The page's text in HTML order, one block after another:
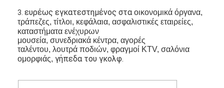
3.ευρέως εγκατεστημένος σταοικονομικά όργανα,
τράπεζες, τίτλοι, κεφάλαια, ασφαλιστικές εταιρείες,
καταστήματα ενέχυρων
μουσεία, συνεδριακά κέντρα, αγορές
ταλέντου, λουτρά ποδιών, φραγμοί KTV, σαλόνια
ομορφιάς, γήπεδα του γκολφ.